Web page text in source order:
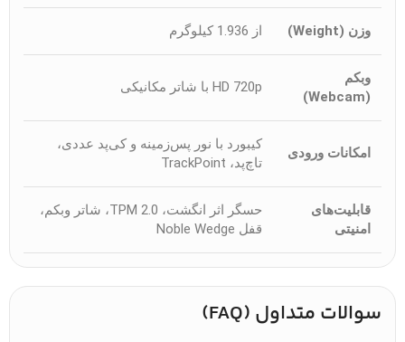
وزن (Weight) از 1.936 کیلوگرم
وبکم
(Webcam)
HD 720p با شاتر مکانیکی
امکانات ورودی
کیبورد با نور پس‌زمینه و کی‌پد عددی،
تاچ‌پد، TrackPoint
قابلیت‌های
امنیتی
حسگر اثر انگشت، TPM 2.0، شاتر وبکم،
قفل Noble Wedge
سوالات متداول (FAQ)